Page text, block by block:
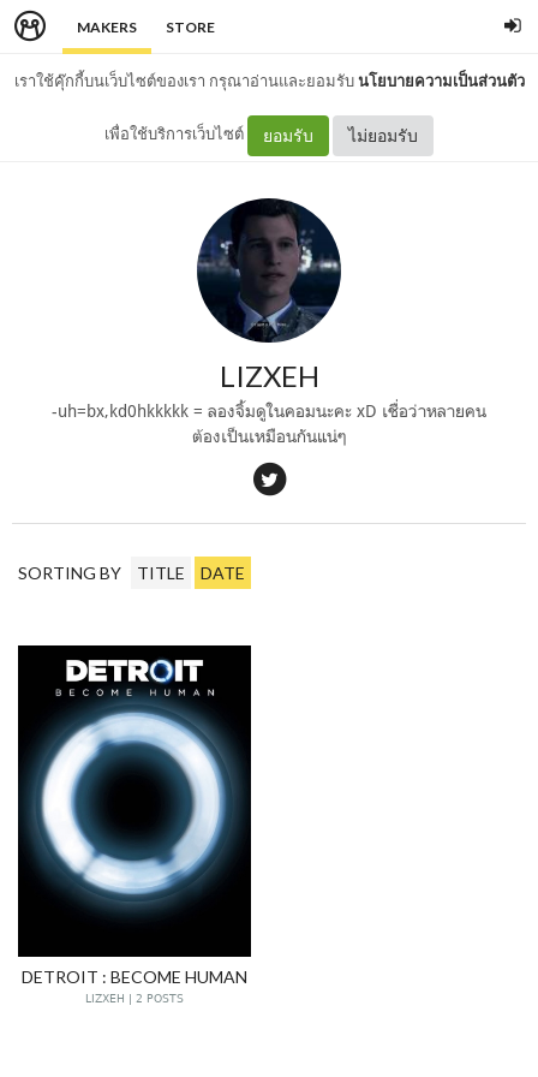
MAKERS STORE
เราใช้คุ๊กกี้บนเว็บไซต์ของเรา กรุณาอ่านและยอมรับนโยบายความเป็นส่วนตัว
เพื่อใช้บริการเว็บไซต์ ยอมรับ ไม่ยอมรับ
LIZXEH
-uh=bx,kd0hkkkkk = ลองจิ้มดูในคอมนะคะ xD เชื่อว่าหลายคน
ต้องเป็นเหมือนกันแน่ๆ
SORTING BY TITLE DATE
DETROIT : BECOME HUMAN
LIZXEH | 2 POSTS